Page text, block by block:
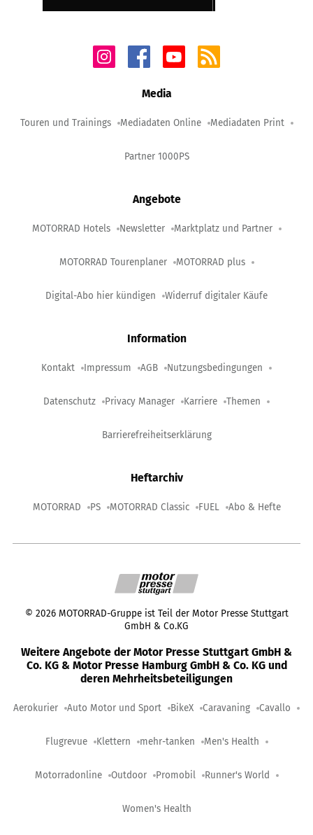
Media
Touren und Trainings Mediadaten Online Mediadaten Print
Partner 1000PS
Angebote
MOTORRAD Hotels Newsletter Marktplatz und Partner
MOTORRAD Tourenplaner MOTORRAD plus
Digital-Abo hier kündigen Widerruf digitaler Käufe
Information
Kontakt Impressum AGB Nutzungsbedingungen
Datenschutz Privacy Manager Karriere Themen
Barrierefreiheitserklärung
Heftarchiv
MOTORRAD PS MOTORRAD Classic FUEL Abo & Hefte
© 2026 MOTORRAD-Gruppe ist Teil der Motor Presse Stuttgart
GmbH & Co.KG
Weitere Angebote der Motor Presse Stuttgart GmbH &
Co. KG & Motor Presse Hamburg GmbH & Co. KG und
deren Mehrheitsbeteiligungen
Aerokurier Auto Motor und Sport BikeX Caravaning Cavallo
Flugrevue Klettern mehr-tanken Men's Health
Motorradonline Outdoor Promobil Runner's World
Women's Health